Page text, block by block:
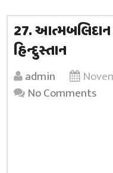
27. આત્મબલિદાન
હિન્દુસ્તાન
admin
No Comments